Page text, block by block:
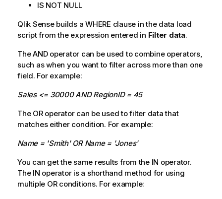
IS NOT NULL
Qlik Sensebuilds a WHERE clause in the data load
script from the expression entered in Filter data.
TheANDoperator can be used to combine operators,
such as when you want to filter across more than one
field. For example:
Sales <= 30000 AND RegionID = 45
The OR operator can be used to filter data that
matches either condition. For example:
Name = 'Smith' OR Name = 'Jones'
You can get the same results from the IN operator.
The IN operator is a shorthand method for using
multiple OR conditions. For example: